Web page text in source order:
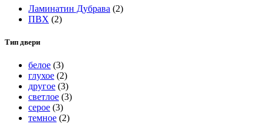
Ламинатин Дубрава (2)
ПВХ (2)
Тип двери
белое (3)
глухое (2)
другое (3)
светлое (3)
серое (3)
темное (2)